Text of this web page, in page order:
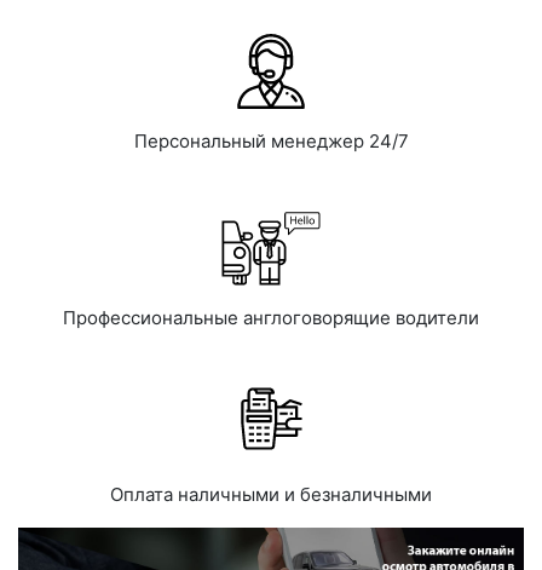
Персональный менеджер 24/7
Профессиональные англоговорящие водители
Оплата наличными и безналичными